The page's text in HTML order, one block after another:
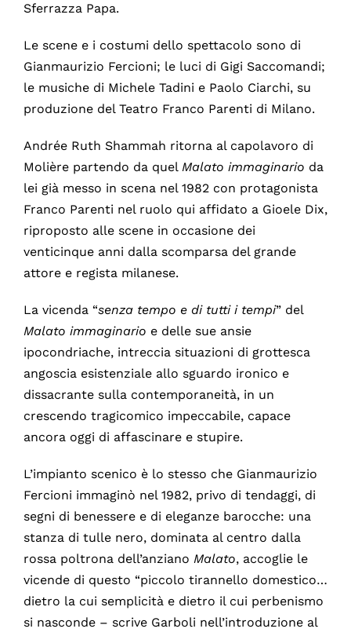
Sferrazza Papa.
Le scene e i costumi dello spettacolo sono di
Gianmaurizio Fercioni; le luci di Gigi Saccomandi;
le musiche di Michele Tadini e Paolo Ciarchi, su
produzione del Teatro Franco Parenti di Milano.
Andrée Ruth Shammah ritorna al capolavoro di
Molière partendo da quel Malato immaginario da
lei già messo in scena nel 1982 con protagonista
Franco Parenti nel ruolo qui affidato a Gioele Dix,
riproposto alle scene in occasione dei
venticinque anni dalla scomparsa del grande
attore e regista milanese.
La vicenda “senzatempo e di tutti i tempi” del
Malato immaginario e delle sue ansie
ipocondriache, intreccia situazioni di grottesca
angoscia esistenziale allo sguardo ironico e
dissacrante sulla contemporaneità, in un
crescendo tragicomico impeccabile, capace
ancora oggi di affascinare e stupire.
L’impianto scenico è lo stesso che Gianmaurizio
Fercioni immaginò nel 1982, privo di tendaggi, di
segni di benessere e di eleganze barocche: una
stanza di tulle nero, dominata al centro dalla
rossa poltrona dell’anziano Malato, accoglie le
vicende di questo “piccolo tirannello domestico…
dietro la cui semplicità e dietro il cui perbenismo
si nasconde – scrive Garboli nell’introduzione al